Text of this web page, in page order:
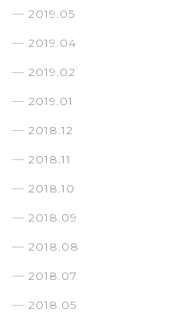
2019.05
2019.04
2019.02
2019.01
2018.12
2018.11
2018.10
2018.09
2018.08
2018.07
2018.05